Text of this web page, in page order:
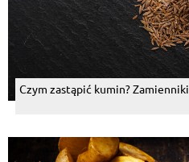
Czym zastąpić kumin?